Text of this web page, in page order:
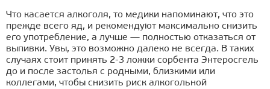
Что касается алкоголя, то медики напоминают, что это
прежде всего яд, и рекомендуют максимально снизить
его употребление, а лучше — полностью отказаться от
выпивки. Увы, это возможно далеко не всегда. В таких
случаях стоит принять 2-3 ложки сорбента Энтеросгель
до и после застолья с родными, близкими или
коллегами, чтобы снизить риск алкогольной